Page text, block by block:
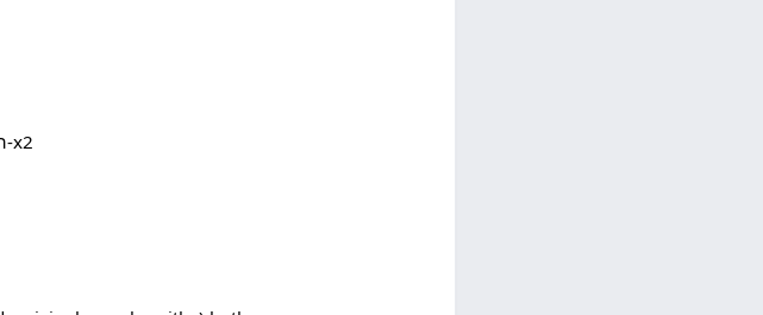
x1 מחליף/בא במקום x2 בנסיבות x3;‏ x1 מתחלף ב-x2;‏ x1 הוא תחליף ל-x2